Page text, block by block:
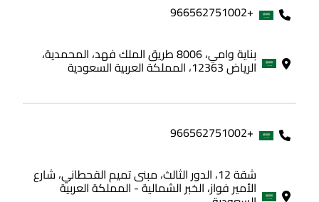
+966562751002
بناية وامي، 8006 طريق الملك فهد، المحمدية،
الرياض 12363، المملكة العربية السعودية
+966562751002
شقة 12، الدور الثالث، مبنى تميم القحطاني، شارع
الأمير فواز، الخبر الشمالية - المملكة العربية